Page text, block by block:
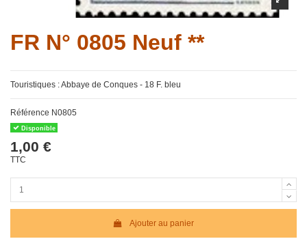
FR N° 0805 Neuf **
Touristiques : Abbaye de Conques - 18 F. bleu
Référence N0805
Disponible
1,00 €
TTC
Ajouter au panier